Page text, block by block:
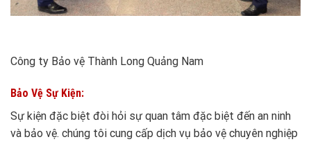
Công ty Bảo vệ Thành Long Quảng Nam
Bảo Vệ Sự Kiện:
Sự kiện đặc biệt đòi hỏi sự quan tâm đặc biệt đến an ninh
và bảo vệ. chúng tôi cung cấp dịch vụ bảo vệ chuyên nghiệp